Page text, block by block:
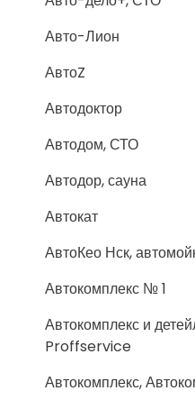
Авто-Лион
АвтоZ
Автодоктор
Автодом, СТО
Автодор, сауна
Автокат
АвтоКео Нск,
Автокомплекс № 1
Автокомплекс и
Proffservice
Автокомплекс,